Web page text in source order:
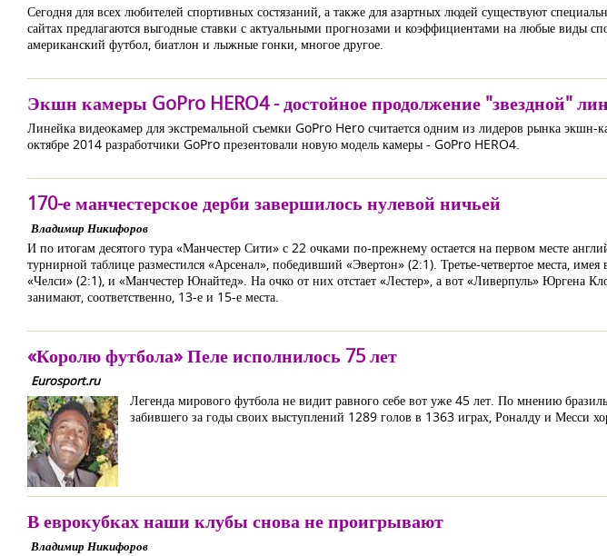
Сегодня для всех любителей спортивных состязаний, а также для азартных людей существуют
сайтах предлагаются выгодные ставки с актуальными прогнозами и коэффициентами на любые виды
американский футбол, биатлон и лыжные гонки, многое другое.
Экшн камеры GoPro HERO4 - достойное продолжение "звездной"
Линейка видеокамер для экстремальной съемки GoPro Hero считается одним из лидеров рынка
октябре 2014 разработчики GoPro презентовали новую модель камеры - GoPro HERO4.
170-е манчестерское дерби завершилось нулевой ничьей
Владимир Никифоров
И по итогам десятого тура «Манчестер Сити» с 22 очками по-прежнему остается на первом месте
турнирной таблице разместился «Арсенал», победивший «Эвертон» (2:1). Третье-четвертое места,
«Челси» (2:1), и «Манчестер Юнайтед». На очко от них отстает «Лестер», а вот «Ливерпуль» Юргена
занимают, соответственно, 13-е и 15-е места.
«Королю футбола» Пеле исполнилось 75 лет
Eurosport.ru
Легенда мирового футбола не видит равного себе вот уже 45 лет. По мнению
забившего за годы своих выступлений 1289 голов в 1363 играх, Роналду и Месси
В еврокубках наши клубы снова не проигрывают
Владимир Никифоров